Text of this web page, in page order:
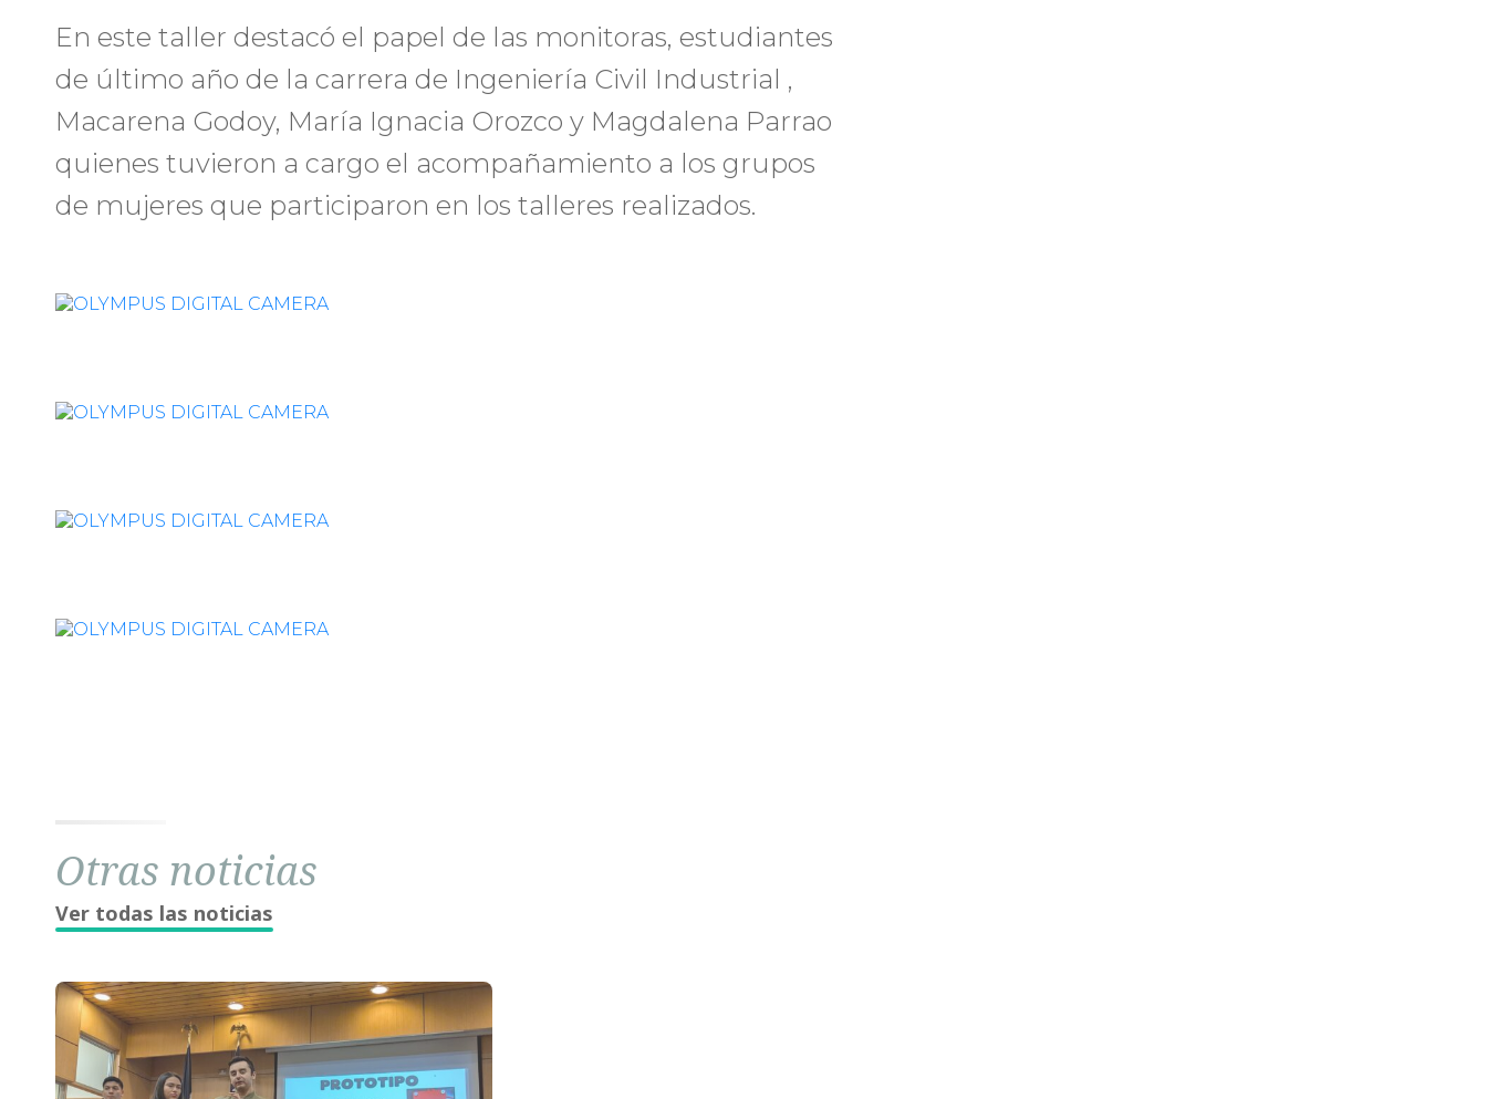
En este taller destacó el papel de las monitoras, estudiantes
de último año de la carrera de Ingeniería Civil Industrial ,
Macarena Godoy, María Ignacia Orozco y Magdalena Parrao
quienes tuvieron a cargo el acompañamiento a los grupos
de mujeres que participaron en los talleres realizados.
Otras noticias
Ver todas las noticias